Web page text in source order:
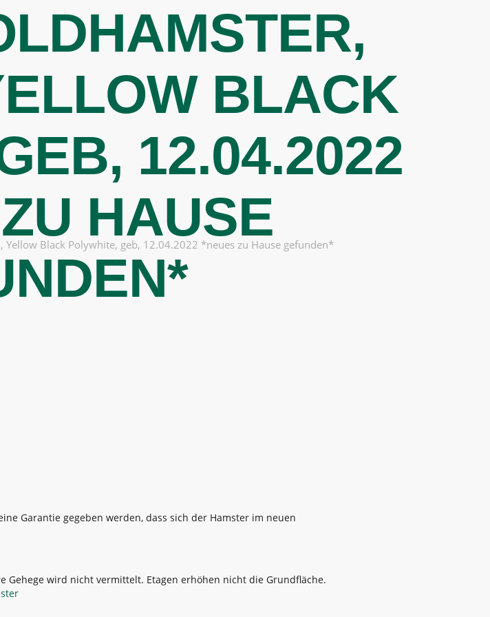
BERATEN HELFEN VERMITTELN ÜBER UNS
BLACK
12.04.2022
HAUSE
Yellow Black Polywhite, geb, 12.04.2022 *neues zu Hause gefunden*
Garantie gegeben werden, dass sich der Hamster im neuen
Gehege wird nicht vermittelt. Etagen erhöhen nicht die Grundfläche.